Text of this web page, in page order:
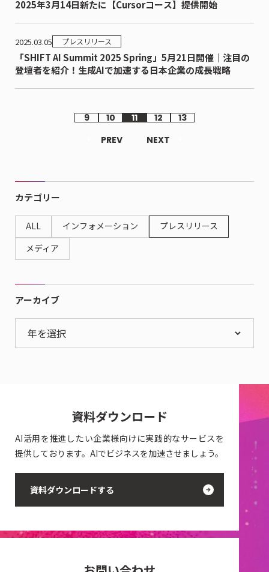
2025年3月14日新たに【Cursorコース】提供開始
2025.03.05 プレスリリース
「SHIFT AI Summit 2025 Spring」5月21日開催｜注目の
登壇者を紹介！生成AIで加速する日本企業の成長戦略
PREV
9 10 11 12
13
NEXT
カテゴリー
ALL インフォメーション
プレスリリース
メディア
アーカイブ
年を選択
資料ダウンロード
AI活用を推進したい企業様向けに実践的なサービスを
提供しております。AIでビジネスを加速させましょう。
資料ダウンロードする